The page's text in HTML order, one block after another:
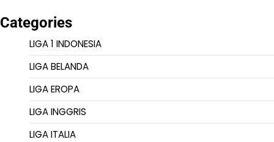
Categories
LIGA 1 INDONESIA
LIGA BELANDA
LIGA EROPA
LIGA INGGRIS
LIGA ITALIA